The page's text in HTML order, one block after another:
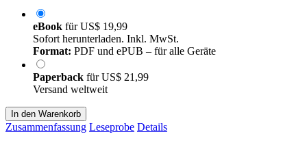
eBook fürUS$ 19,99
Sofort herunterladen. Inkl. MwSt.
Format: PDF und ePUB – für alle Geräte
Paperback fürUS$ 21,99
Versand weltweit
In den Warenkorb
Zusammenfassung Leseprobe Details